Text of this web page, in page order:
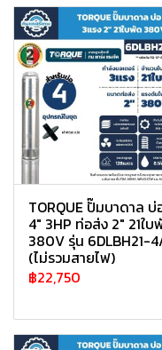
TORQUE ปั๊มบาดาล บ่
4" 3HP ท่อส่ง 2" 21ใบ
380V รุ่น 6DLBH21-
(ไม่รวมสายไฟ)
฿22,750